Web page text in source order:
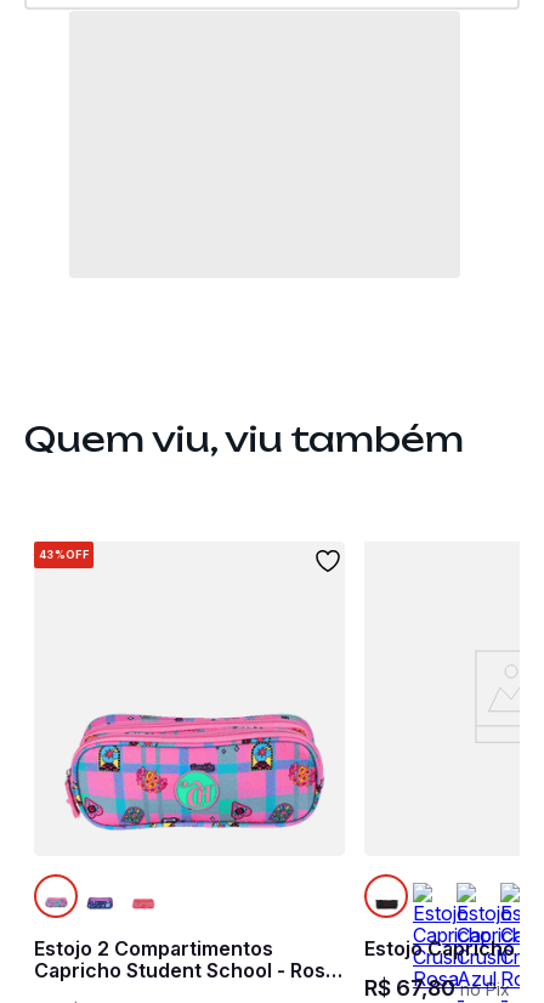
Quem viu, viu também
43%OFF
Estojo 2 Compartimentos
Capricho Student School - Rosa
Estojo Capricho
R$ 67,80no Pix